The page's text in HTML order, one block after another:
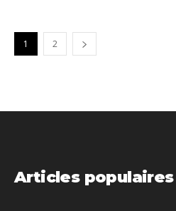
1 2
Articles populaires